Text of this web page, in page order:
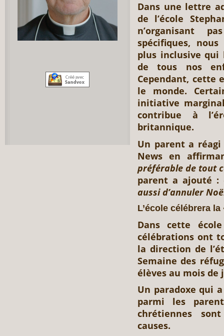
Dans une lettre
de l’école
n’organisant
spécifiques,
plus inclusive qui
de tous nos
Cependant, cette
le monde.
initiative
contribue à
britannique.
Un parent a
News en
préférable de tout
parent a ajouté :
aussi d’annuler
L’école célébrera
Dans cette
célébrations ont
la direction de
Semaine des
élèves au mois de
Un paradoxe qui
parmi les
chrétiennes
causes.